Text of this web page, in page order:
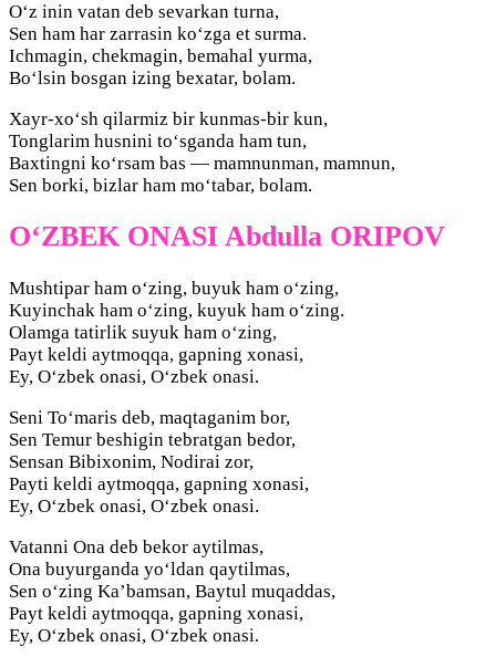
O‘z inin vatan deb sevarkan turna,
Sen ham har zarrasin ko‘zga et surma.
Ichmagin, chekmagin, bemahal yurma,
Bo‘lsin bosgan izing bexatar, bolam.
Xayr-xo‘sh qilarmiz bir kunmas-bir kun,
Tonglarim husnini to‘sganda ham tun,
Baxtingni ko‘rsam bas — mamnunman, mamnun,
Sen borki, bizlar ham mo‘tabar, bolam.
O‘ZBЕK ONASI Abdulla ORIPOV
Mushtipar ham o‘zing, buyuk ham o‘zing,
Kuyinchak ham o‘zing, kuyuk ham o‘zing.
Olamga tatirlik suyuk ham o‘zing,
Payt keldi aytmoqqa, gapning xonasi,
Ey, O‘zbek onasi, O‘zbek onasi.
Seni To‘maris deb, maqtaganim bor,
Sen Temur beshigin tebratgan bedor,
Sensan Bibixonim, Nodirai zor,
Payti keldi aytmoqqa, gapning xonasi,
Ey, O‘zbek onasi, O‘zbek onasi.
Vatanni Ona deb bekor aytilmas,
Ona buyurganda yo‘ldan qaytilmas,
Sen o‘zing Ka’bamsan, Baytul muqaddas,
Payt keldi aytmoqqa, gapning xonasi,
Ey, O‘zbek onasi, O‘zbek onasi.